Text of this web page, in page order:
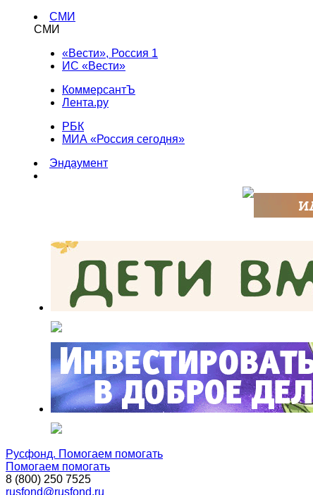
СМИ
СМИ
«Вести», Россия 1
ИС «Вести»
КоммерсантЪ
Лента.ру
РБК
МИА «Россия сегодня»
Эндаумент
Русфонд. Помогаем помогать
Помогаем помогать
8 (800) 250 7525
rusfond@rusfond.ru